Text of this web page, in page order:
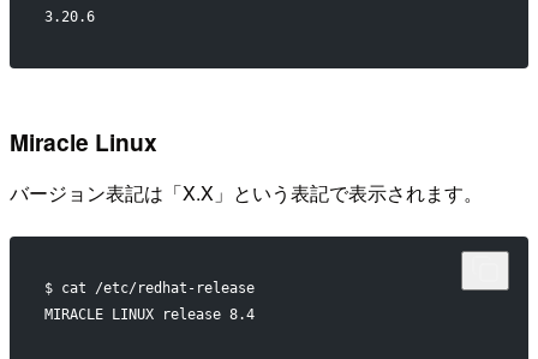
3.20.6
Miracle Linux
バージョン表記は「X.X」という表記で表示されます。
$ cat /etc/redhat-release
MIRACLE LINUX release 8.4